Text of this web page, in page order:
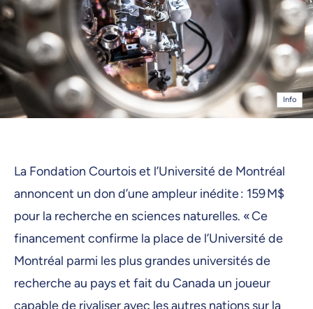
Info
La Fondation Courtois et l’Université de Montréal
annoncent un don d’une ampleur inédite : 159 M$
pour la recherche en sciences naturelles. « Ce
financement confirme la place de l’Université de
Montréal parmi les plus grandes universités de
recherche au pays et fait du Canada un joueur
capable de rivaliser avec les autres nations sur la